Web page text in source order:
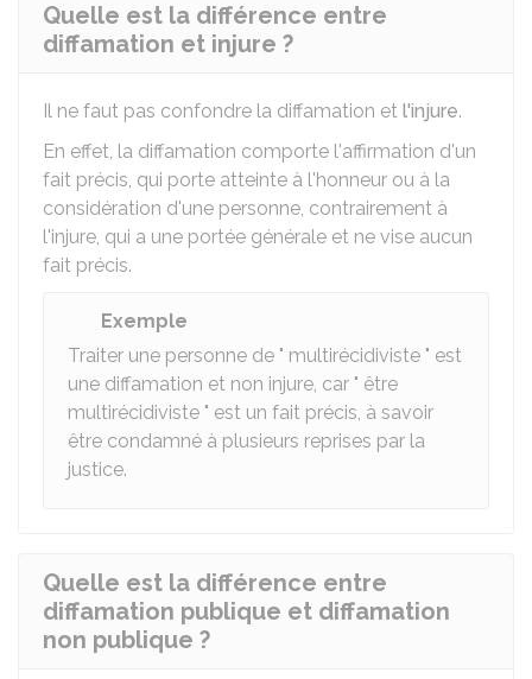
Quelle est la différence entre
diffamation et injure ?
Il ne faut pas confondre la diffamation et l'injure.
En effet, la diffamation comporte l'affirmation d'un
fait précis, qui porte atteinte à l'honneur ou à la
considération d'une personne, contrairement à
l'injure, qui a une portée générale et ne vise aucun
fait précis.
Exemple
Traiter une personne de " multirécidiviste " est
une diffamation et non injure, car " être
multirécidiviste " est un fait précis, à savoir
être condamné à plusieurs reprises par la
justice.
Quelle est la différence entre
diffamation publique et diffamation
non publique ?